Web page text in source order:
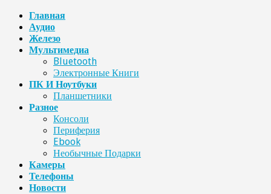
Главная
Аудио
Железо
Мультимедиа
Bluetooth
Электронные Книги
ПК И Ноутбуки
Планшетники
Разное
Консоли
Периферия
Ebook
Необычные Подарки
Камеры
Телефоны
Новости